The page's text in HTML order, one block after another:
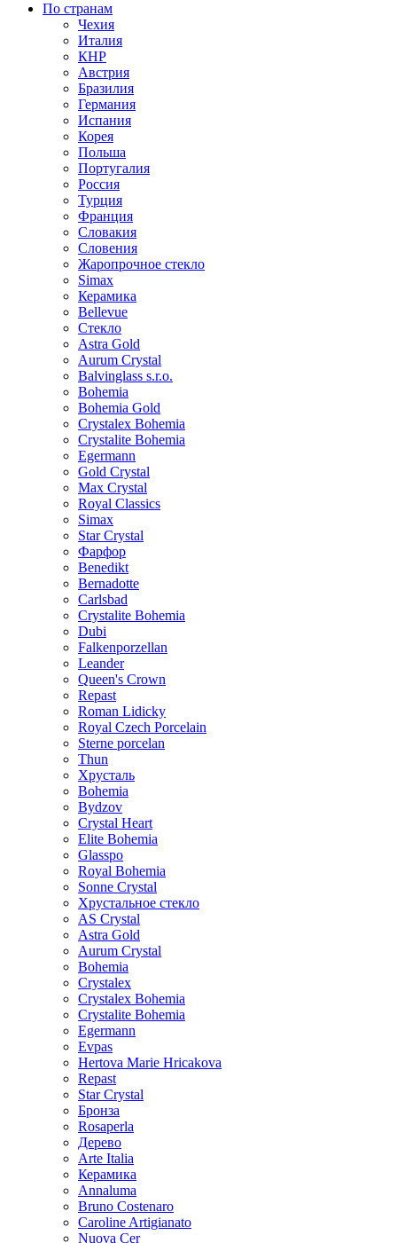
По странам
Чехия
Италия
КНР
Австрия
Бразилия
Германия
Испания
Корея
Польша
Португалия
Россия
Турция
Франция
Словакия
Словения
Жаропрочное стекло
Simax
Керамика
Bellevue
Стекло
Astra Gold
Aurum Crystal
Balvinglass s.r.o.
Bohemia
Bohemia Gold
Crystalex Bohemia
Crystalite Bohemia
Egermann
Gold Crystal
Max Crystal
Royal Classics
Simax
Star Crystal
Фарфор
Benedikt
Bernadotte
Carlsbad
Crystalite Bohemia
Dubi
Falkenporzellan
Leander
Queen's Crown
Repast
Roman Lidicky
Royal Czech Porcelain
Sterne porcelan
Thun
Хрусталь
Bohemia
Bydzov
Crystal Heart
Elite Bohemia
Glasspo
Royal Bohemia
Sonne Crystal
Хрустальное стекло
AS Crystal
Astra Gold
Aurum Crystal
Bohemia
Crystalex
Crystalex Bohemia
Crystalite Bohemia
Egermann
Evpas
Hertova Marie Hricakova
Repast
Star Crystal
Бронза
Rosaperla
Дерево
Arte Italia
Керамика
Annaluma
Bruno Costenaro
Caroline Artigianato
Nuova Cer